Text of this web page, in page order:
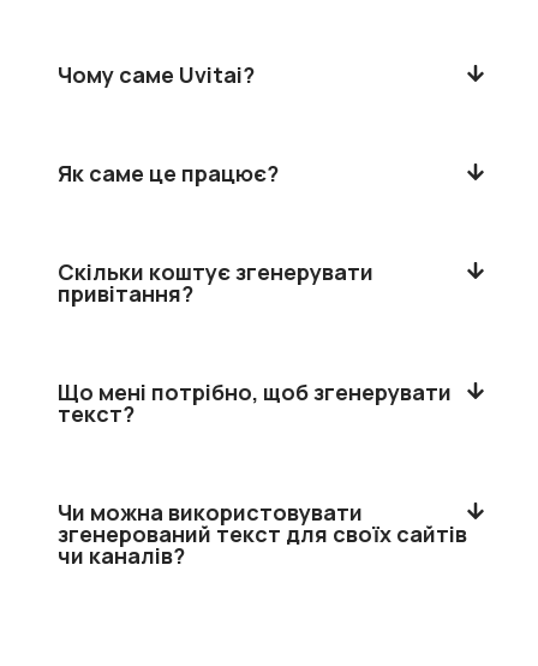
Чому саме Uvitai?
Як саме це працює?
Скільки коштує згенерувати
привітання?
Що мені потрібно, щоб згенерувати
текст?
Чи можна використовувати
згенерований текст для своїх сайтів
чи каналів?